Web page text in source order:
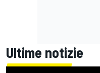
Ultime notizie